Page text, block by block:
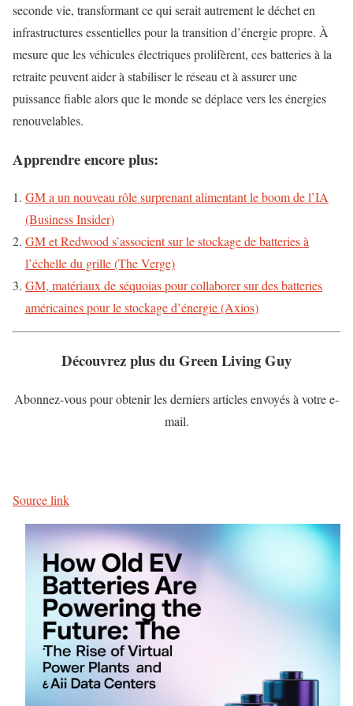
seconde vie, transformant ce qui serait autrement le déchet en
infrastructures essentielles pour la transition d’énergie propre. À
mesure que les véhicules électriques prolifèrent, ces batteries à la
retraite peuvent aider à stabiliser le réseau et à assurer une
puissance fiable alors que le monde se déplace vers les énergies
renouvelables.
Apprendre encore plus:
GM a un nouveau rôle surprenant alimentant le boom de l’IA
(Business Insider)
GM et Redwood s’associent sur le stockage de batteries à
l’échelle du grille (The Verge)
GM, matériaux de séquoias pour collaborer sur des batteries
américaines pour le stockage d’énergie (Axios)
Découvrez plus du Green Living Guy
Abonnez-vous pour obtenir les derniers articles envoyés à votre e-
mail.
Source link